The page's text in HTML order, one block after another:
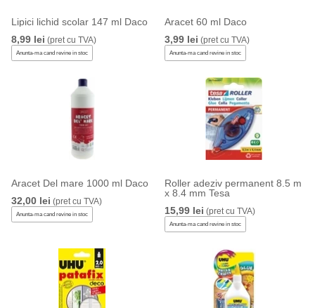
Lipici lichid scolar 147 ml Daco
8,99 lei (pret cu TVA)
Anunta-ma cand revine in stoc
Aracet 60 ml Daco
3,99 lei (pret cu TVA)
Anunta-ma cand revine in stoc
Aracet Del mare 1000 ml Daco
32,00 lei (pret cu TVA)
Anunta-ma cand revine in stoc
Roller adeziv permanent 8.5 m
x 8.4 mm Tesa
15,99 lei (pret cu TVA)
Anunta-ma cand revine in stoc